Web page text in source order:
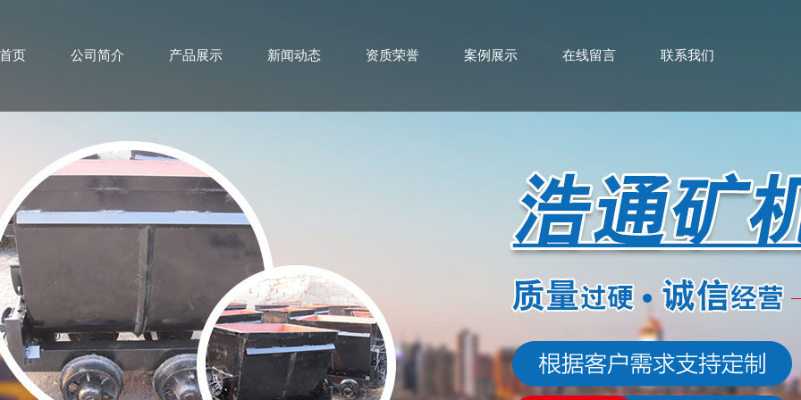
页 公司简介 产品展示 新闻动态 资质荣誉 案例展示 在线留言 联系我们